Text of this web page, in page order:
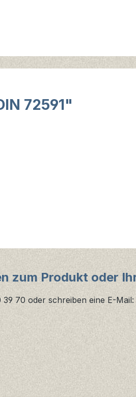
72591"
zum Produkt oder
70 oder schreiben eine E-Mail: